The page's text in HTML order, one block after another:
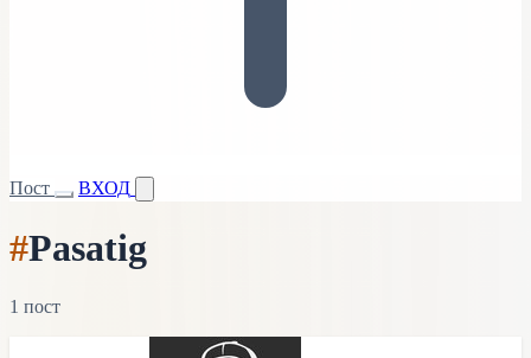
Пост ВХОД
#Pasatig
1 пост